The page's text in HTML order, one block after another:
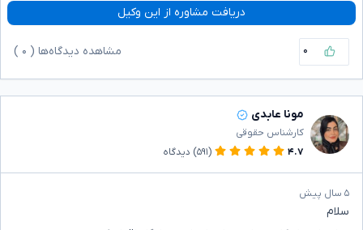
دریافت مشاوره از این وکیل
۰ مشاهده دیدگاه‌ها ( ۰
مونا عابدی
کارشناس حقوقی
۴.۷
(۵۹۱) دیدگاه
۵ سال پیش
سلام